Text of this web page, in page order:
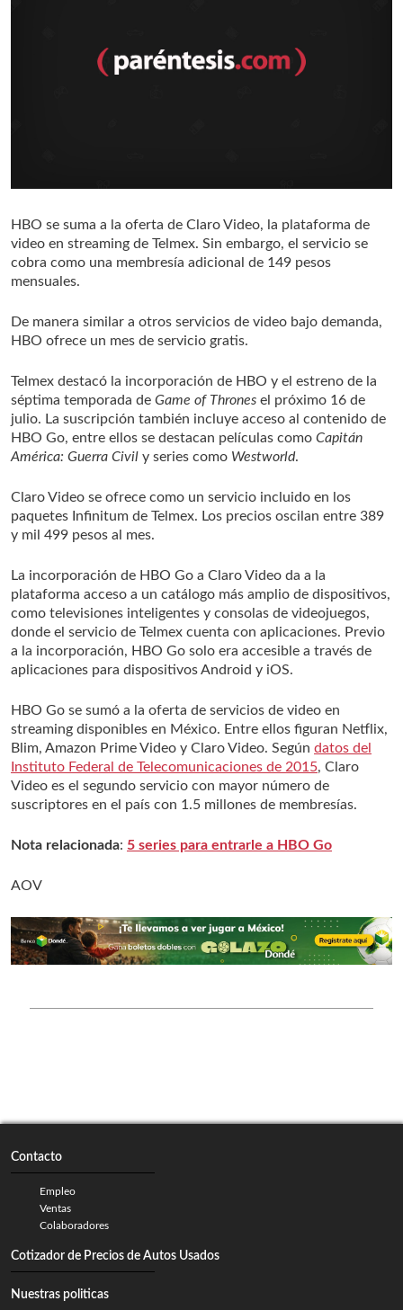
HBO se suma a la oferta de Claro Video, la plataforma de
video en streaming de Telmex. Sin embargo, el servicio se
cobra como una membresía adicional de 149 pesos
mensuales.
De manera similar a otros servicios de video bajo demanda,
HBO ofrece un mes de servicio gratis.
Telmex destacó la incorporación de HBO y el estreno de la
séptima temporada de Game of Thrones el próximo 16 de
julio. La suscripción también incluye acceso al contenido de
HBO Go, entre ellos se destacan películas como Capitán
América: Guerra Civil y series como Westworld.
Claro Video se ofrece como un servicio incluido en los
paquetes Infinitum de Telmex. Los precios oscilan entre 389
y mil 499 pesos al mes.
La incorporación de HBO Go a Claro Video da a la
plataforma acceso a un catálogo más amplio de dispositivos,
como televisiones inteligentes y consolas de videojuegos,
donde el servicio de Telmex cuenta con aplicaciones. Previo
a la incorporación, HBO Go solo era accesible a través de
aplicaciones para dispositivos Android y iOS.
HBO Go se sumó a la oferta de servicios de video en
streaming disponibles en México. Entre ellos figuran Netflix,
Blim, Amazon Prime Video y Claro Video. Según datos del
Instituto Federal de Telecomunicaciones de 2015, Claro
Video es el segundo servicio con mayor número de
suscriptores en el país con 1.5 millones de membresías.
Nota relacionada: 5 series para entrarle a HBO Go
AOV
Contacto
Empleo
Ventas
Colaboradores
Cotizador de Precios de Autos Usados
Nuestras politicas